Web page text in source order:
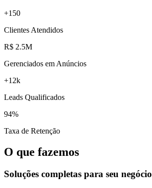
+150
Clientes Atendidos
R$ 2.5M
Gerenciados em Anúncios
+12k
Leads Qualificados
94%
Taxa de Retenção
O que fazemos
Soluções completas para seu negócio